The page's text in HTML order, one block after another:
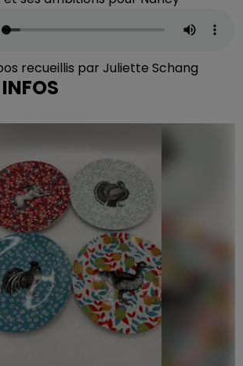
recueillis par Juliette Schang